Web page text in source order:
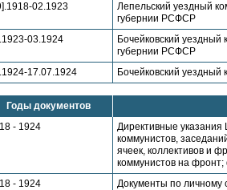
02.1923
Лепельский уездный
губернии РСФСР
03.1924
Бочейковский уездный
губернии РСФСР
17.07.1924
Бочейковский
Годы документов
- 1924
Директивные
коммунистов,
ячеек, коллективов и
коммунистов на
- 1924
Документы по личному